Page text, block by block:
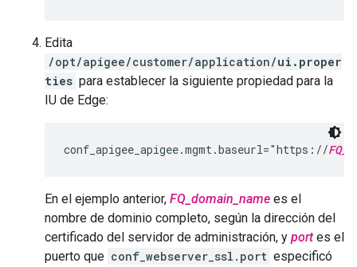
Edita
/opt/apigee/customer/application/ui.proper
ties para establecer la siguiente propiedad para la
IU de Edge:
conf_apigee_apigee.mgmt.baseurl="https://
En el ejemplo anterior, FQ_domain_name es el
nombre de dominio completo, según la dirección del
certificado del servidor de administración, y portes el
puerto que conf_webserver_ssl.port especificó